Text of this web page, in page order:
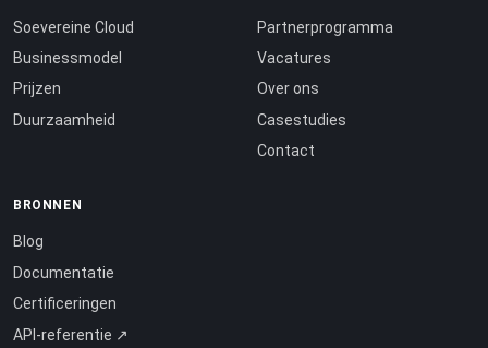
Soevereine Cloud
Businessmodel
Prijzen
Duurzaamheid
Partnerprogramma
Vacatures
Over ons
Casestudies
Contact
BRONNEN
Blog
Documentatie
Certificeringen
API-referentie ↗